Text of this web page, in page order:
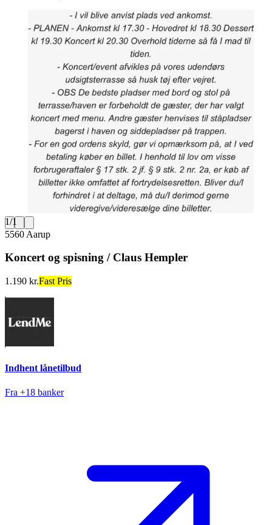
1/1
5560 Aarup
Koncert og spisning / Claus Hempler
1.190 kr.Fast Pris
Indhent lånetilbud
Fra +18 banker